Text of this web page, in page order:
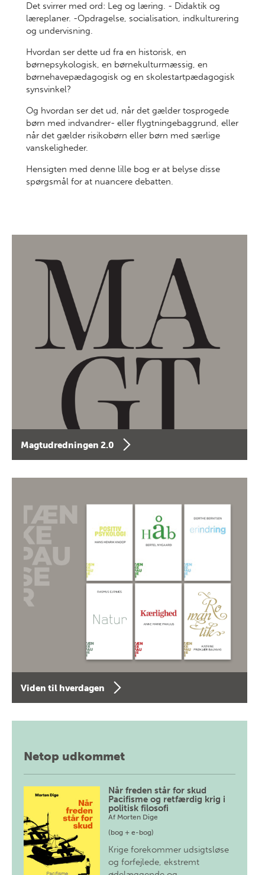
Det svirrer med ord: Leg og læring. - Didaktik og
læreplaner. -Opdragelse, socialisation, indkulturering
og undervisning.
Hvordan ser dette ud fra en historisk, en
børnepsykologisk, en børnekulturmæssig, en
børnehavepædagogisk og en skolestartpædagogisk
synsvinkel?
Og hvordan ser det ud, når det gælder tosprogede
børn med indvandrer- eller flygtningebaggrund, eller
når det gælder risikobørn eller børn med særlige
vanskeligheder.
Hensigten med denne lille bog er at belyse disse
spørgsmål for at nuancere debatten.
Magtudredningen 2.0
Viden til hverdagen
Netop udkommet
Når freden står for skud
Pacifisme og retfærdig krig i
politisk filosofi
Af Morten Dige
(bog + e-bog)
Krige forekommer udsigtsløse
og forfejlede, ekstremt